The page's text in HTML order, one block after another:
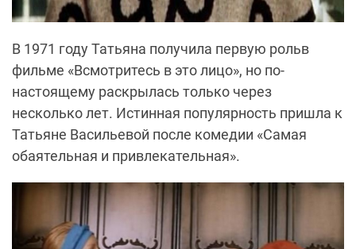
В 1971 году Татьяна получила первую рольв
фильме «Всмотритесь в это лицо», но по-
настоящему раскрылась только через
несколько лет. Истинная популярность пришла к
Татьяне Васильевой после комедии «Самая
обаятельная и привлекательная».